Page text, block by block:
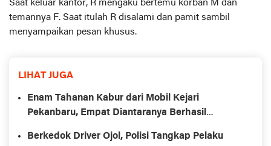
Saat keluar kantor, R mengaku bertemu korban M dan
temannya F. Saat itulah R disalami dan pamit sambil
menyampaikan pesan khusus.
LIHAT JUGA
Enam Tahanan Kabur dari Mobil Kejari
Pekanbaru, Empat Diantaranya Berhasil
Berkedok Driver Ojol, Polisi Tangkap Pelaku